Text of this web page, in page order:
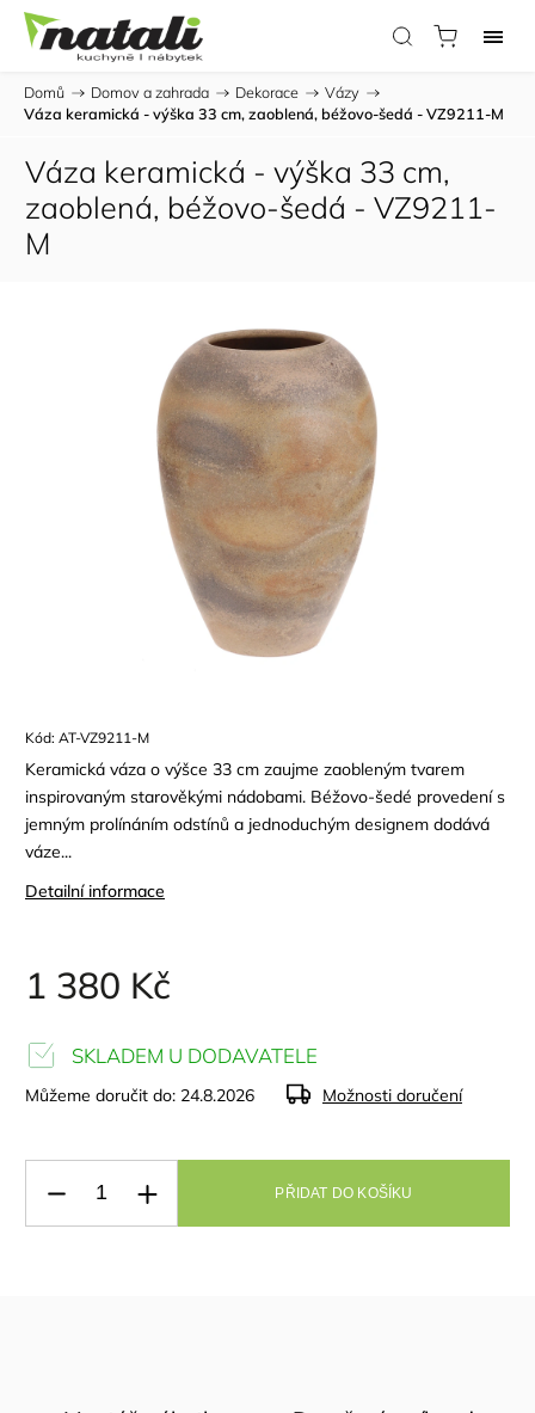
Domů / Domov a zahrada / Dekorace / Vázy /
Váza keramická - výška 33 cm, zaoblená, béžovo-šedá - VZ9211-M
Váza keramická - výška 33 cm,
zaoblená, béžovo-šedá - VZ9211-
M
Kód: AT-VZ9211-M
Keramická váza o výšce 33 cm zaujme zaobleným tvarem
inspirovaným starověkými nádobami. Béžovo-šedé provedení s
jemným prolínáním odstínů a jednoduchým designem dodává
váze...
Detailní informace
1 380 Kč
SKLADEM U DODAVATELE
Můžeme doručit do: 24.8.2026 Možnosti doručení
PŘIDAT DO KOŠÍKU